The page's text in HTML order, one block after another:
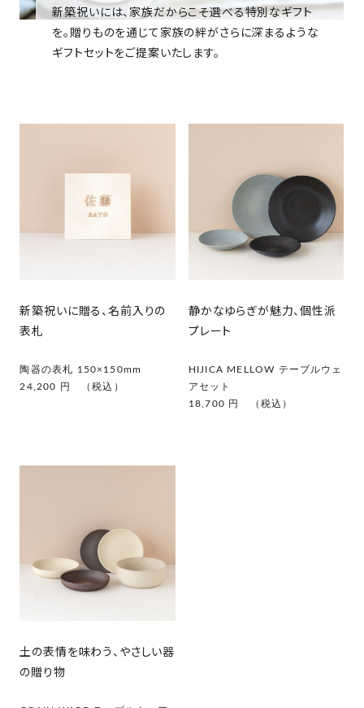
新築祝いには、家族だからこそ選べる特別なギフト
を。贈りものを通じて家族の絆がさらに深まるような
ギフトセットをご提案いたします。
新築祝いに贈る、名前入りの
表札
陶器の表札 150×150mm
24,200 円 （税込）
静かなゆらぎが魅力、個性派
プレート
HIJICA MELLOW テーブルウェ
アセット
18,700 円 （税込）
土の表情を味わう、やさしい器
の贈り物